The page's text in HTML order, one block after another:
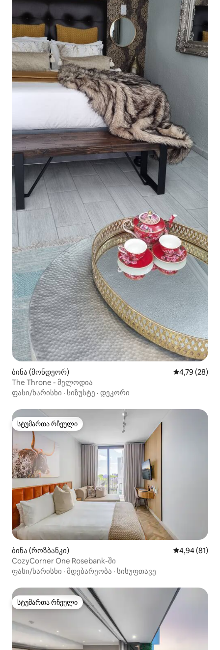
ბინა (მონდეორ) საშუალო
4,79 (28)
The Throne - მელოდია
ფასი/ხარისხი · სიზუსტე · დეკორი
სტუმართა რჩეული
სტუმართა რჩეული
ბინა (როზბანკი) საშუალო
4,94 (81)
CozyCorner One Rosebank-ში
ფასი/ხარისხი · მდებარეობა · სისუფთავე
სტუმართა რჩეული
სტუმართა რჩეული